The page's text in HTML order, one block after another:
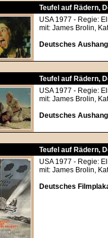
Teufel auf Rädern,
USA 1977 - Regie:
mit: James Brolin,
Deutsches
Teufel auf Rädern,
USA 1977 - Regie:
mit: James Brolin,
Deutsches
Teufel auf Rädern,
USA 1977 - Regie:
mit: James Brolin,
Deutsches